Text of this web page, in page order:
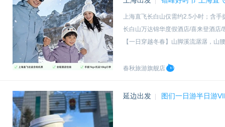
上海直飞长白山仅需约2.5小时；含
长白山万达锦华度假酒店/喜来登酒店
【一日穿越冬春】山脚溪流潺潺，山
春秋旅游旗舰店
延边出发 图们一日游半日游